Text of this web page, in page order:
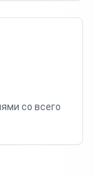
со всего